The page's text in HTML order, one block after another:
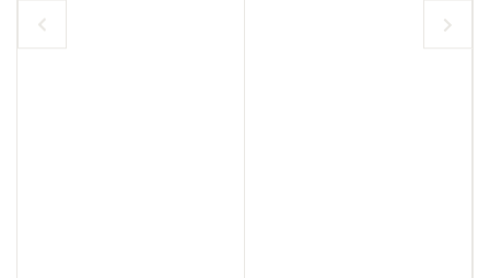
-10%